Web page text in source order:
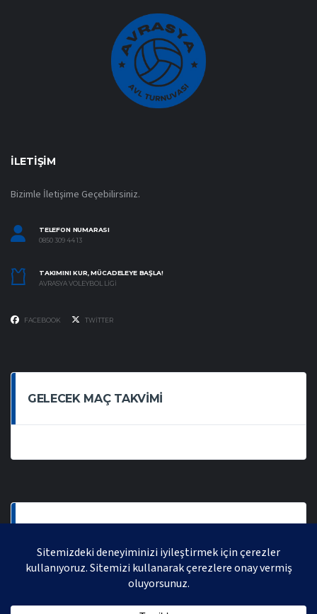
İLETIŞIM
Bizimle İletişime Geçebilirsiniz.
TELEFON NUMARASI
0850 309 44 13
TAKIMINI KUR, MÜCADELEYE BAŞLA!
AVRASYA VOLEYBOL LIGI
FACEBOOK TWITTER
GELECEK MAÇ TAKVIMI